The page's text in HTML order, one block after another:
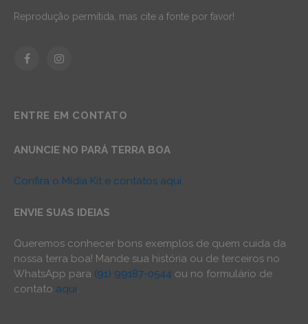
Reprodução permitida, mas cite a fonte por favor!
FacebookInstagram
ENTRE EM CONTATO
ANUNCIE NO PARÁ TERRA BOA
Confira o Mídia Kit e contatos aqui
ENVIE SUAS IDEIAS
Queremos conhecer bons exemplos de quem cuida da
nossa terra boa! Mande sua história ou de terceiros no
WhatsApp para (91) 99187-0544 ou no formulário de
contato aqui.